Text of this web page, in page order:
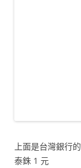
上面是台灣銀行
泰銖 1 元